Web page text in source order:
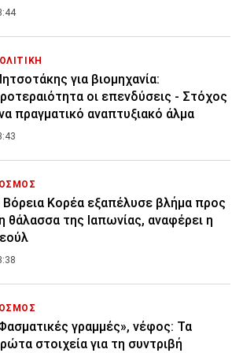
για βιομηχανία:
οι επενδύσεις - Στόχος
πραγματικό αναπτυξιακό άλμα
Βόρεια Κορέα εξαπέλυσε βλήμα προς
θάλασσα της Ιαπωνίας, αναφέρει η
γραμμές», νέφος: Τα
στοιχεία για τη συντριβή